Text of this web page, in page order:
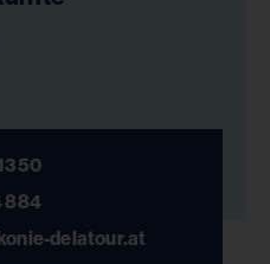
884
delatour.at